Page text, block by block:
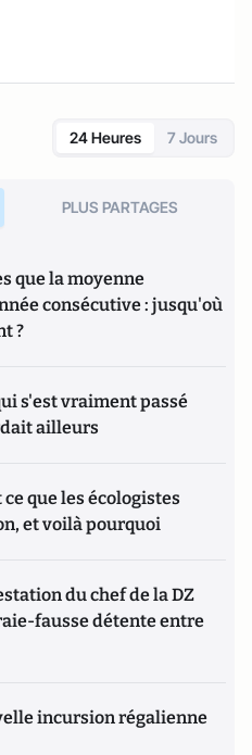
24 Heures 7 Jours
PLUS PARTAGES
que la moyenne
consécutive : jusqu'où
?
s'est vraiment passé
ailleurs
que les écologistes
et voilà pourquoi
du chef de la DZ
fausse détente entre
incursion régalienne